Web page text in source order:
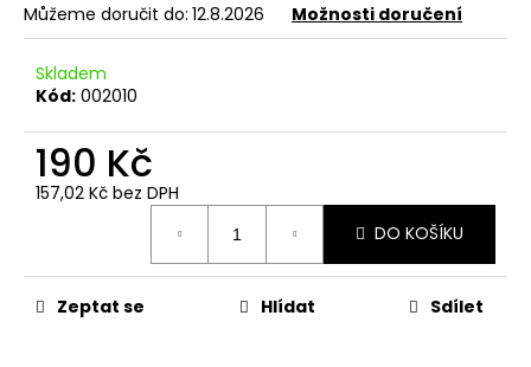
Můžeme doručit do: 12.8.2026 Možnosti doručení
Skladem
Kód: 002010
190 Kč
157,02 Kč bez DPH
DO KOŠÍKU
Zeptat se Hlídat Sdílet
D
p
o
r
u
č
u
m
e